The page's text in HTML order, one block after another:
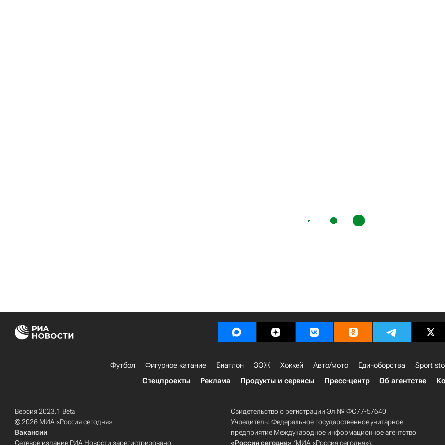
Футбол Фигурное катание Биатлон ЗОЖ Хоккей Авто/мото Единоборства Sport
Спецпроекты
Реклама Продукты и сервисы Пресс-центр Об агентстве
Версия 2023.1 Beta
© 2026 МИА «Россия сегодня»
Вакансии
Сетевое издание РИА Новости зарегистрировано
Свидетельство о регистрации Эл № ФС77-57640
Учредитель: Федеральное государственное унитарное
предприятие Международное информационное агентство
«Россия сегодня» (МИА «Россия сегодня»).